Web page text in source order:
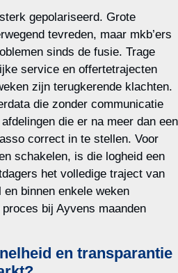
gepolariseerd. Grote
tevreden, maar mkb’ers
sinds de fusie. Trage
service en offertetrajecten
zijn terugkerende klachten.
die zonder communicatie
die er na meer dan een
correct in te stellen. Voor
schakelen, is die logheid een
het volledige traject van
binnen enkele weken
bij Ayvens maanden
en transparantie